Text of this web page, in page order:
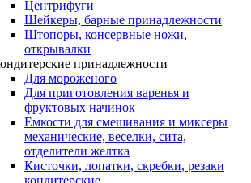
Центрифуги
Шейкеры, барные принадлежности
Штопоры, консервные ножи,
открывалки
принадлежности
Для мороженого
Для приготовления варенья и
фруктовых начинок
Емкости для смешивания и миксеры
механические, веселки, сита,
отделители желтка
Кисточки, лопатки, скребки, резаки
кондитерские